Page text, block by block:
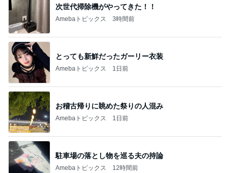
次世代掃除機がやってきた！！
Amebaトピックス 3時間前
とっても新鮮だったガーリー衣装
Amebaトピックス 1日前
お稽古帰りに眺めた祭りの人混み
Amebaトピックス 1日前
駐車場の落とし物を巡る夫の持論
Amebaトピックス 12時間前